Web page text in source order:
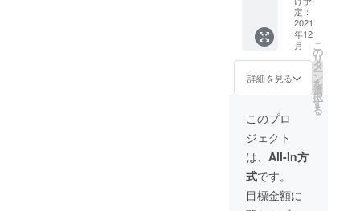
送料込
み）の
34％OF
F 2022
年1月下
旬頃か
ら、各
ECサイ
ト/自社
HP等で
一般販
売を予
定。 ※
税込
み、送
料込の
定：
2021
年12
月
詳細を見る
こ
の
リ
タ
ー
ン
を
選
択
す
る
このプロ
ジェクト
は、 All-In方
式です。
目標金額に